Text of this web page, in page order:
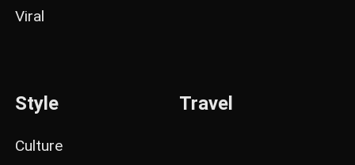
Viral
Style
Culture
Travel